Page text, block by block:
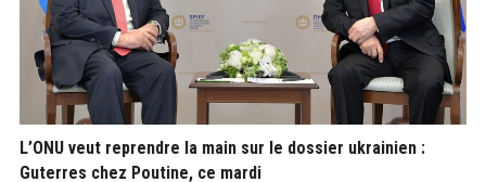
L’ONU veut reprendre la main sur le dossier ukrainien :
Guterres chez Poutine, ce mardi